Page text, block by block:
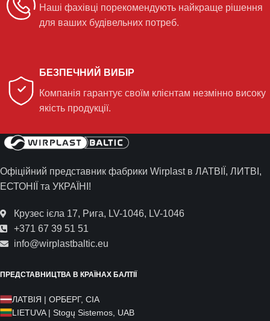
Наші фахівці порекомендують найкраще рішення
для ваших будівельних потреб.
БЕЗПЕЧНИЙ ВИБІР
Компанія гарантує своїм клієнтам незмінно високу
якість продукції.
Офіційний представник фабрики Wirplast в ЛАТВІЇ, ЛИТВІ,
ЕСТОНІЇ та УКРАЇНІ!
Крузес ієла 17, Рига, LV-1046, LV-1046
+371 67 39 51 51
info@wirplastbaltic.eu
ПРЕДСТАВНИЦТВА В КРАЇНАХ БАЛТІЇ
ЛАТВІЯ | ОРБЕРГ, СІА
LIETUVA | Stogų Sistemos, UAB